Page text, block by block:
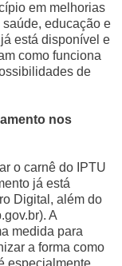
em melhorias
educação e
está disponível e
como funciona
de
nos
o carnê do IPTU
já está
Digital, além do
A
medida para
a forma como
especialmente